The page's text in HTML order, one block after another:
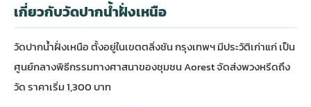
เกี่ยวกับวัดปากน้ำฝั่งเหนือ
วัดปากน้ำฝั่งเหนือ ตั้งอยู่ในเขตตลิ่งชัน กรุงเทพฯ มีประวัติเก่าแก่ เป็น
ศูนย์กลางพิธีกรรมทางศาสนาของชุมชน Aorest จัดส่งพวงหรีดถึง
วัด ราคาเริ่ม 1,300 บาท